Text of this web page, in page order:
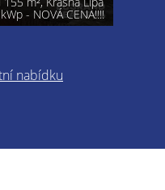
- NOVÁ CENA!!!!
nabídku